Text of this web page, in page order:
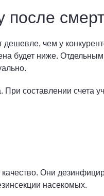
дешевле, чем у
будет ниже.
составлении счета
Они
насекомых.